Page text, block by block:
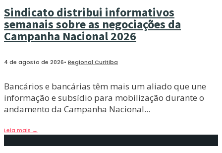
Sindicato distribui informativos
semanais sobre as negociações da
Campanha Nacional 2026
4 de agosto de 2026• Regional Curitiba
Bancários e bancárias têm mais um aliado que une
informação e subsídio para mobilização durante o
andamento da Campanha Nacional...
Leia mais →